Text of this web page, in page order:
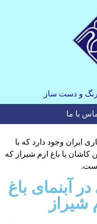
و دست ساز
با ما
ایران وجود دارد که با
کاشان یا باغ ارم شیراز که
است.
آبنمای باغ
شیراز